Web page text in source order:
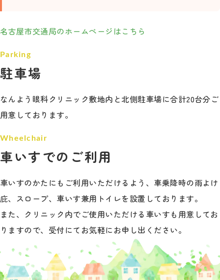
名古屋市交通局のホームページはこちら
駐車場
なんよう眼科クリニック敷地内と北側駐車場に合計20台分ご
用意しております。
車いすでのご利用
車いすのかたにもご利用いただけるよう、車乗降時の雨よけ
庇、スロープ、車いす兼用トイレを設置しております。
また、クリニック内でご使用いただける車いすも用意してお
りますので、受付にてお気軽にお申し出ください。